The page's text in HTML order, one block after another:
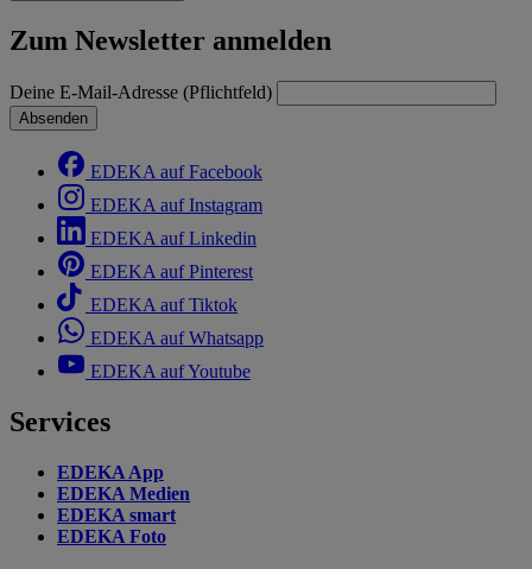
Zum Newsletter anmelden
Deine E-Mail-Adresse (Pflichtfeld)
Absenden
EDEKA auf Facebook
EDEKA auf Instagram
EDEKA auf Linkedin
EDEKA auf Pinterest
EDEKA auf Tiktok
EDEKA auf Whatsapp
EDEKA auf Youtube
Services
EDEKA App
EDEKA Medien
EDEKA smart
EDEKA Foto